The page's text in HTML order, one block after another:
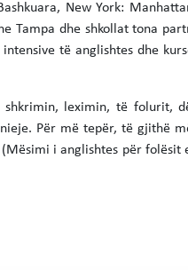
New York:
Tampa dhe shkollat tona
të anglishtes dhe
leximin, të folurit,
Për më tepër, të gjithë
i anglishtes për folësit